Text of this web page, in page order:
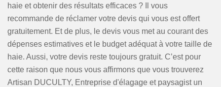
haie et obtenir des résultats efficaces ? Il vous
recommande de réclamer votre devis qui vous est offert
gratuitement. Et de plus, le devis vous met au courant des
dépenses estimatives et le budget adéquat à votre taille de
haie. Aussi, votre devis reste toujours gratuit. C’est pour
cette raison que nous vous affirmons que vous trouverez
Artisan DUCULTY, Entreprise d'élagage et paysagist un